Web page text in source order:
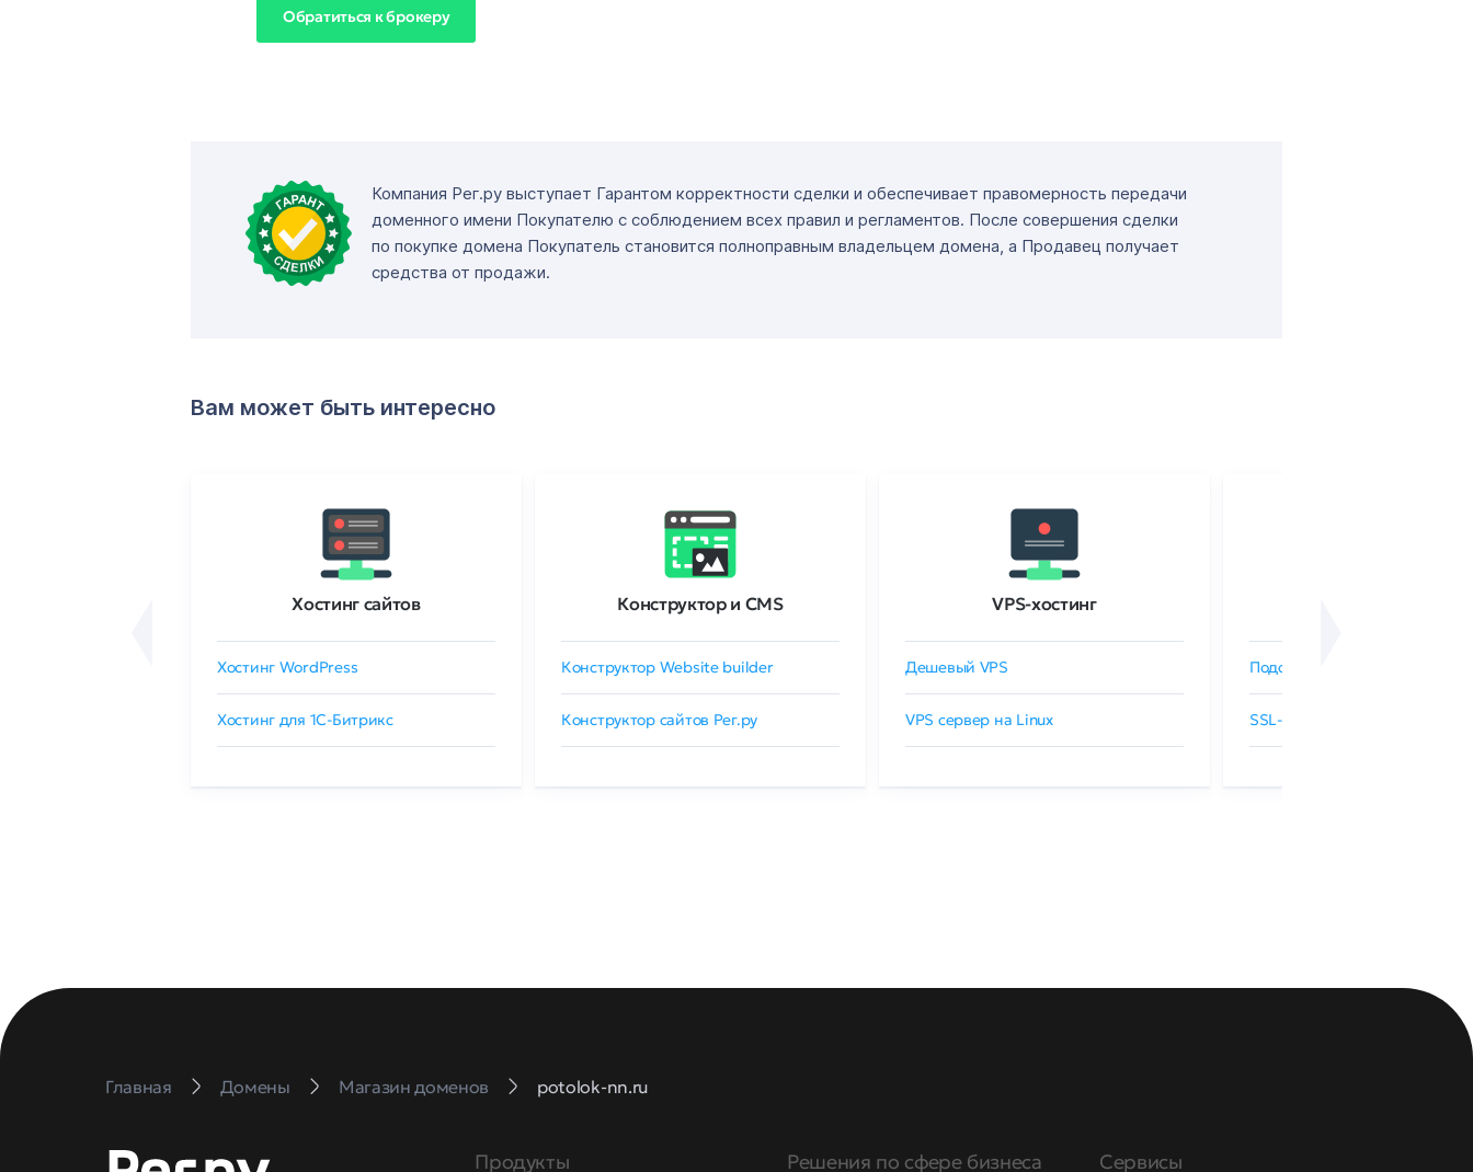
Обратиться к брокеру
Компания Рег.ру выступает Гарантом корректности сделки и обеспечивает правомерность передачи
доменного имени Покупателю с соблюдением всех правил и регламентов. После совершения сделки
по покупке домена Покупатель становится полноправным владельцем домена, а Продавец получает
средства от продажи.
Вам может быть интересно
Хостинг сайтов
Хостинг WordPress
Хостинг для 1C-Битрикс
Конструктор и CMS
Конструктор Website builder
Конструктор сайтов Рег.ру
VPS-хостинг
Дешевый VPS
VPS сервер на Linux
Подобрать SSL-сертификат
SSL-сертификаты GlobalSign
Главная Домены Магазин доменов potolok-nn.ru
Продукты Решения по сфере бизнеса Сервисы